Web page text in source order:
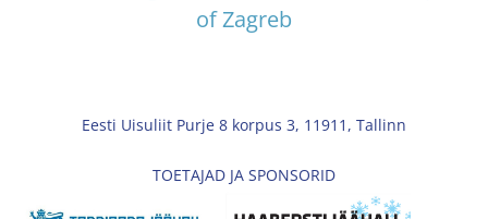
of Zagreb
Eesti Uisuliit Purje 8 korpus 3, 11911, Tallinn
TOETAJAD JA SPONSORID